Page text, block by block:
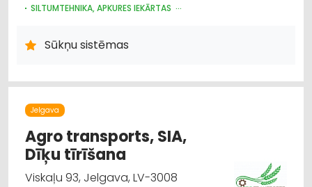
SILTUMTEHNIKA, APKURES IEKĀRTAS
SILTUMAPGĀDE UN SILTUMTĪKLI
Sūkņu sistēmas
Jelgava
Agro transports, SIA,
Dīķu tīrīšana
Viskaļu 93, Jelgava, LV-3008